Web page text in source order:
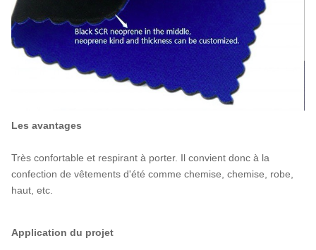
Les avantages
Très confortable et respirant à porter. Il convient donc à la
confection de vêtements d'été comme chemise, chemise, robe,
haut, etc.
Application du projet